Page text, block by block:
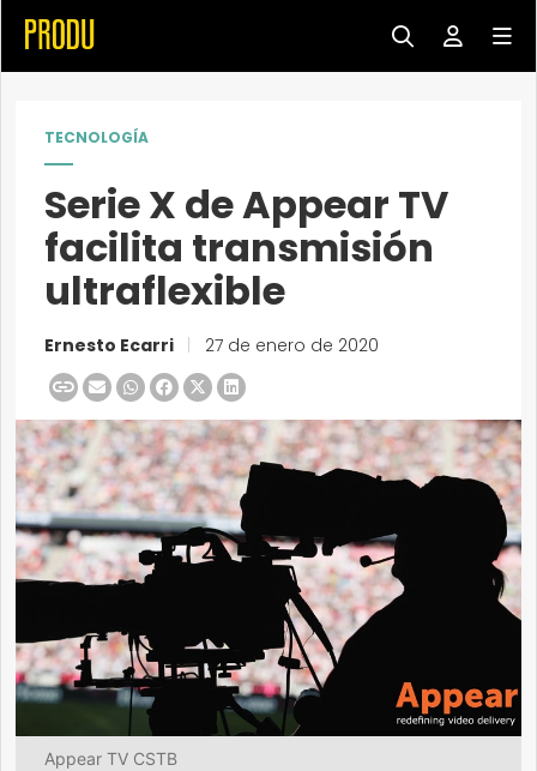
TECNOLOGÍA
Serie X de Appear TV
facilita transmisión
ultraflexible
Ernesto Ecarri 27 de enero de 2020
Appear TV CSTB